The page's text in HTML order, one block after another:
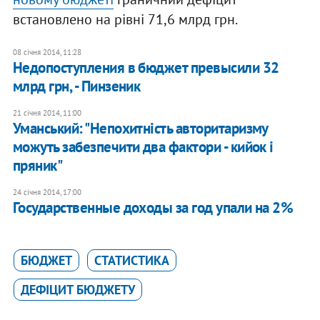
встановлено на рівні 71,6 млрд грн.
08 січня 2014, 11:28
Недопоступления в бюджет превысили 32
млрд грн, - Пинзеник
21 січня 2014, 11:00
Уманський: "Непохитність авторитаризму
можуть забезпечити два фактори - кийок і
пряник"
24 січня 2014, 17:00
Государственные доходы за год упали на 2%
БЮДЖЕТ
СТАТИСТИКА
ДЕФІЦИТ БЮДЖЕТУ